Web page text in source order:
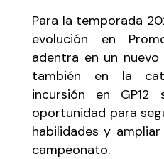
Para la temporada
evolución en
adentra en un
también en la
incursión en GP12
oportunidad para
habilidades y
campeonato.